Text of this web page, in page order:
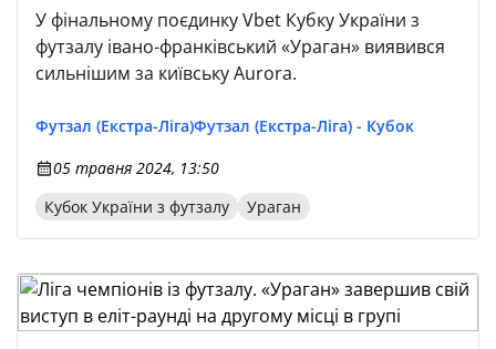
У фінальному поєдинку Vbet Кубку України з
футзалу івано-франківський «Ураган» виявився
сильнішим за київську Aurora.
Футзал (Екстра-Ліга)Футзал (Екстра-Ліга) - Кубок
05 травня 2024, 13:50
Кубок України з футзалу
Ураган